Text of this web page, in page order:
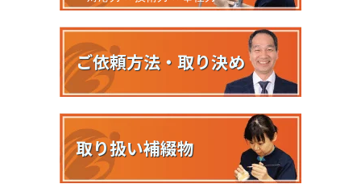
ご依頼方法・取り決め
取り扱い補綴物